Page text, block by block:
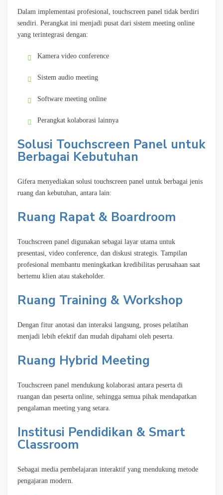
Dalam implementasi profesional, touchscreen panel tidak berdiri
sendiri. Perangkat ini menjadi pusat dari sistem meeting online
yang terintegrasi dengan:
Kamera video conference
Sistem audio meeting
Software meeting online
Perangkat kolaborasi lainnya
Solusi Touchscreen Panel untuk
Berbagai Kebutuhan
Gifera menyediakan solusi touchscreen panel untuk berbagai jenis
ruang dan kebutuhan, antara lain:
Ruang Rapat & Boardroom
Touchscreen panel digunakan sebagai layar utama untuk
presentasi, video conference, dan diskusi strategis. Tampilan
profesional membantu meningkatkan kredibilitas perusahaan saat
bertemu klien atau stakeholder.
Ruang Training & Workshop
Dengan fitur anotasi dan interaksi langsung, proses pelatihan
menjadi lebih efektif dan mudah dipahami oleh peserta.
Ruang Hybrid Meeting
Touchscreen panel mendukung kolaborasi antara peserta di
ruangan dan peserta online, sehingga semua pihak mendapatkan
pengalaman meeting yang setara.
Institusi Pendidikan & Smart
Classroom
Sebagai media pembelajaran interaktif yang mendukung metode
pengajaran modern.